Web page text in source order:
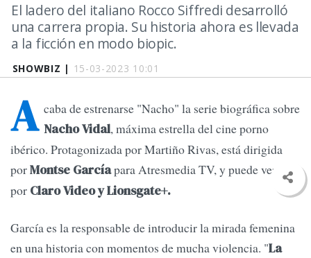
SHOWBIZ | 15-03-2023 10:01
El ladero del italiano Rocco Siffredi desarrolló
una carrera propia. Su historia ahora es llevada
a la ficción en modo biopic.
A caba de estrenarse "Nacho" la serie biográfica sobre
Nacho Vidal, máxima estrella del cine porno
ibérico. Protagonizada por Martiño Rivas, está dirigida
porMontse Garcíapara Atresmedia TV, y puede verse
por Claro Video y Lionsgate+.
García es la responsable de introducir la mirada femenina
en una historia con momentos de mucha violencia. "La